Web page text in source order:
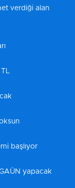
verdiği alan
TL
başlıyor
yapacak